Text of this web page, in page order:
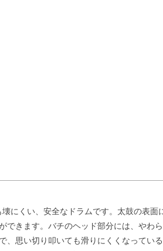
にくい、安全なドラムです。太鼓の表
できます。バチのヘッド部分には、やわ
、思い切り叩いても滑りにくくなってい